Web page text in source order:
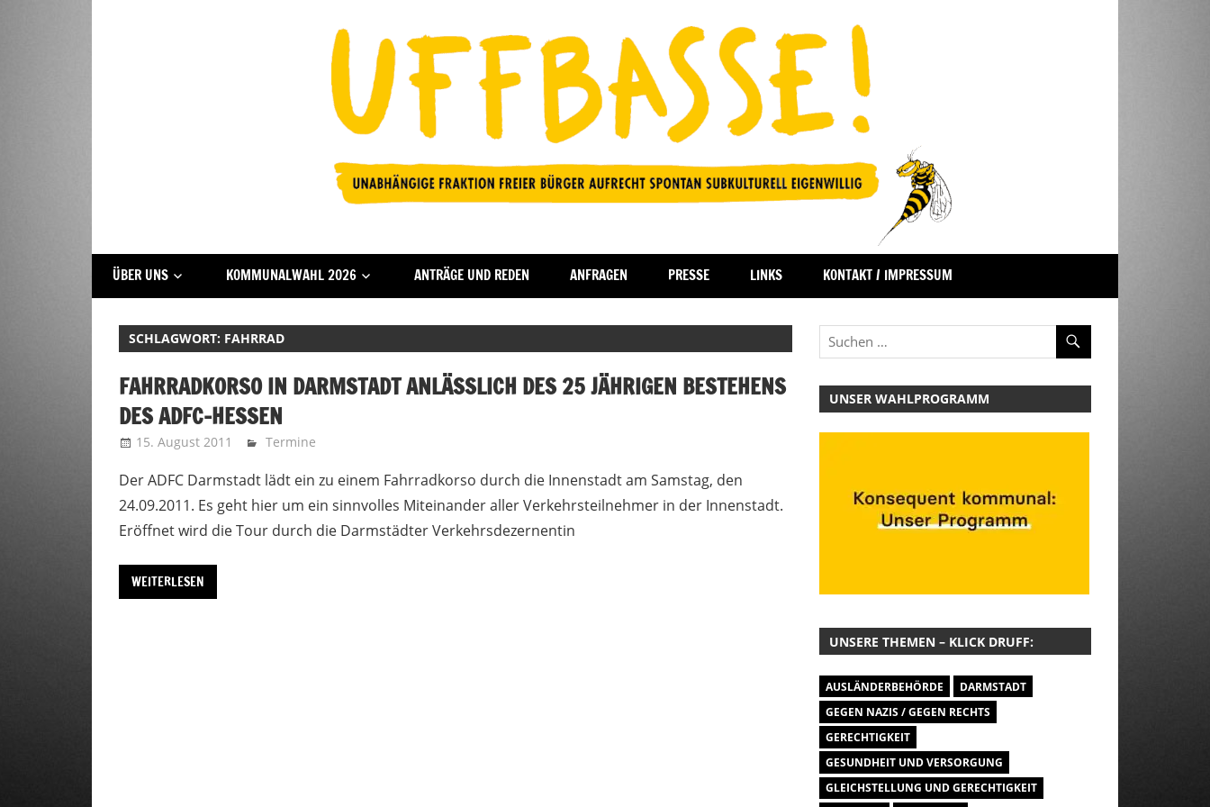
UFFBASSE!
Darmstadt
ÜBER UNS KOMMUNALWAHL 2026 ANTRÄGE UND REDEN ANFRAGEN PRESSE LINKS KONTAKT / IMPRESSUM
SCHLAGWORT: FAHRRAD
FAHRRADKORSO IN DARMSTADT ANLÄSSLICH DES 25 JÄHRIGEN BESTEHENS D
ES ADFC-HESSEN
15. August 2011 admin
Termine
Der ADFC Darmstadt lädt ein zu einem Fahrradkorso durch die Innenstadt am Samstag, den
24.09.2011. Es geht hier um ein sinnvolles Miteinander aller Verkehrsteilnehmer in der Innenstadt.
Eröffnet wird die Tour durch die Darmstädter Verkehrsdezernentin
WEITERLESEN
UNSER WAHLPROGRAMM
UNSERE THEMEN – KLICK DRUFF:
AUSLÄNDERBEHÖRDE
DARMSTADT
GEGEN NAZIS / GEGEN RECHTS
GERECHTIGKEIT
GESUNDHEIT UND VERSORGUNG
GLEICHSTELLUNG UND GERECHTIGKEIT